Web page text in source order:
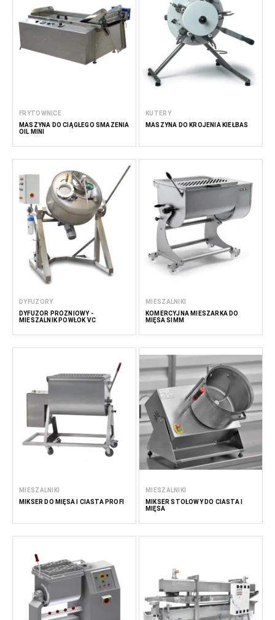
FRYTOWNICE
MASZYNA DO CIĄGŁEGO SMAŻENIA
OIL MINI
KUTERY
MASZYNA DO KROJENIA KIEŁBAS
DYFUZORY
DYFUZOR PRÓŻNIOWY -
MIESZALNIK POWŁOK VC
MIESZALNIKI
KOMERCYJNA MIESZARKA DO
MIĘSA SIMM
MIESZALNIKI
MIKSER DO MIĘSA I CIASTA PROFI
MIESZALNIKI
MIKSER STOŁOWY DO CIASTA I
MIĘSA